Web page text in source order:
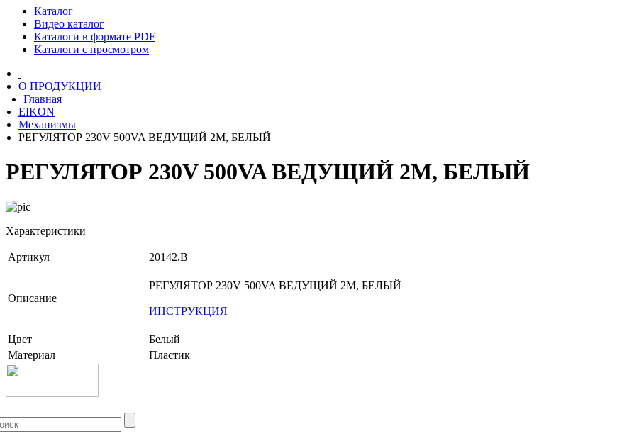
Каталог
Видео каталог
Каталоги в формате PDF
Каталоги с просмотром
О ПРОДУКЦИИ
Главная
EIKON
Механизмы
РЕГУЛЯТОР 230V 500VA ВЕДУЩИЙ 2M, БЕЛЫЙ
РЕГУЛЯТОР 230V 500VA ВЕДУЩИЙ 2M, БЕЛЫЙ
Характеристики
Артикул 20142.B
Описание
РЕГУЛЯТОР 230V 500VA ВЕДУЩИЙ 2M, БЕЛЫЙ
ИНСТРУКЦИЯ
Цвет
Белый
Материал
Пластик